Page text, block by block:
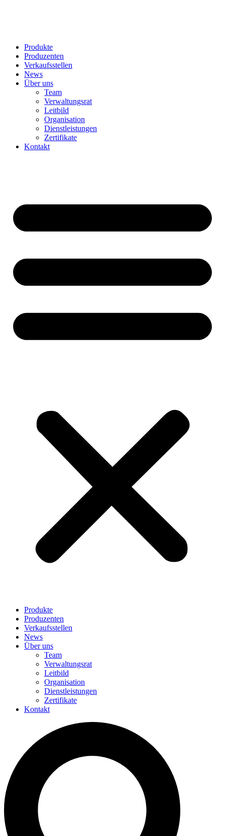
Produkte
Produzenten
Verkaufsstellen
News
Über uns
Team
Verwaltungsrat
Leitbild
Organisation
Dienstleistungen
Zertifikate
Kontakt
Produkte
Produzenten
Verkaufsstellen
News
Über uns
Team
Verwaltungsrat
Leitbild
Organisation
Dienstleistungen
Zertifikate
Kontakt